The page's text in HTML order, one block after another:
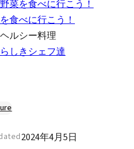
菜を食べに行こう！
食べに行こう！
ルシー料理
しきシェフ達
2024年4月5日